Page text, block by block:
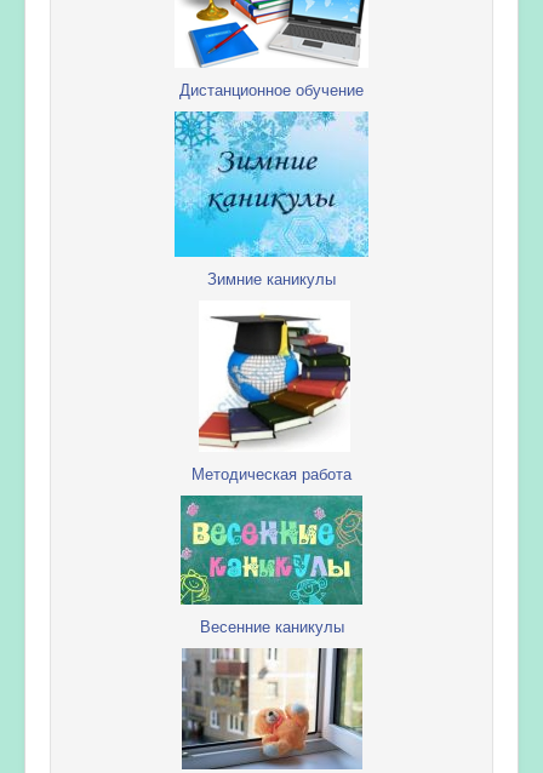
Дистанционное обучение
Зимние каникулы
Методическая работа
Весенние каникулы